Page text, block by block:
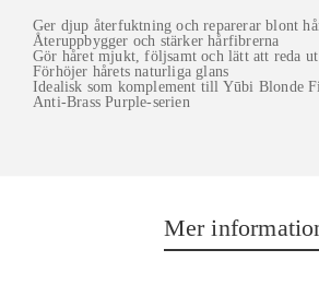
Ger djup återfuktning och reparerar blont
Återuppbygger och stärker hårfibrerna
Gör håret mjukt, följsamt och lätt att reda ut
Förhöjer hårets naturliga glans
Idealisk som komplement till Yūbi Blonde
Anti‑Brass Purple-serien
Mer